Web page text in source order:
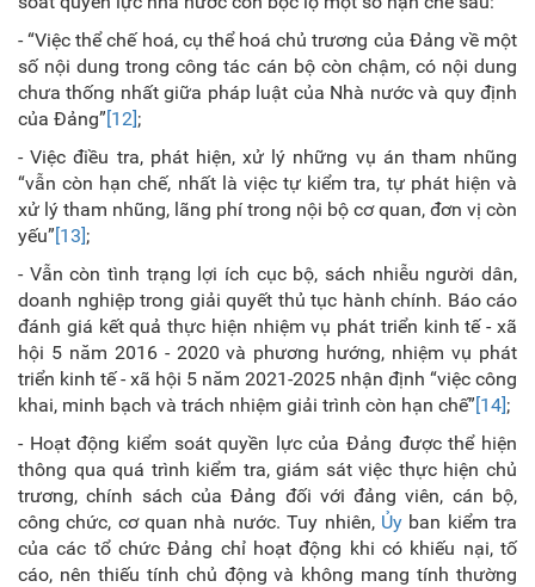
- “Việc thể chế hoá, cụ thể hoá chủ trương của Đảng về một
số nội dung trong công tác cán bộ còn chậm, có nội dung
chưa thống nhất giữa pháp luật của Nhà nước và quy định
của Đảng”[12];
- Việc điều tra, phát hiện, xử lý những vụ án tham nhũng
“vẫn còn hạn chế, nhất là việc tự kiểm tra, tự phát hiện và
xử lý tham nhũng, lãng phí trong nội bộ cơ quan, đơn vị còn
yếu”[13];
- Vẫn còn tình trạng lợi ích cục bộ, sách nhiễu người dân,
doanh nghiệp trong giải quyết thủ tục hành chính. Báo cáo
đánh giá kết quả thực hiện nhiệm vụ phát triển kinh tế - xã
hội 5 năm 2016 - 2020 và phương hướng, nhiệm vụ phát
triển kinh tế - xã hội 5 năm 2021-2025 nhận định “việc công
khai, minh bạch và trách nhiệm giải trình còn hạn chế”[14];
- Hoạt động kiểm soát quyền lực của Đảng được thể hiện
thông qua quá trình kiểm tra, giám sát việc thực hiện chủ
trương, chính sách của Đảng đối với đảng viên, cán bộ,
công chức, cơ quan nhà nước. Tuy nhiên, Ủyban kiểm tra
của các tổ chức Đảng chỉ hoạt động khi có khiếu nại, tố
cáo, nên thiếu tính chủ động và không mang tính thường